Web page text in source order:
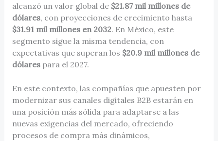
alcanzó un valor global de $21.87 mil millones de
dólares, con proyecciones de crecimiento hasta
$31.91 mil millones en 2032. En México, este
segmento sigue la misma tendencia, con
expectativas que superan los $20.9 mil millones de
dólarespara el 2027.
En este contexto, las compañías que apuesten por
modernizar sus canales digitales B2B estarán en
una posición más sólida para adaptarse a las
nuevas exigencias del mercado, ofreciendo
procesos de compra más dinámicos,